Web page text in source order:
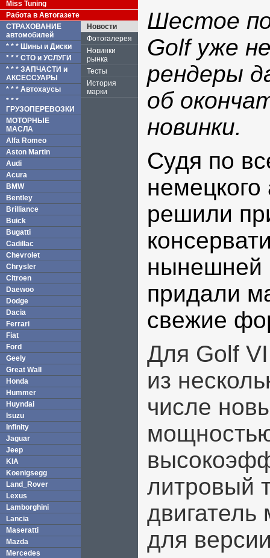
Miss Tuning
Работа в Автогазете
СТРАХОВАНИЕ
автомобилей
* * * Шины и Диски
* * * СТО и УСЛУГИ
* * * ЗАПЧАСТИ и
АКСЕССУАРЫ
* * * Автохаусы
* * *
ГРУЗОПЕРЕВОЗКИ
МОТОРНЫЕ
МАСЛА
Alfa Romeo
Aston Martin
Audi
Acura
BMW
Bentley
Brilliance
Buick
Bugatti
Cadillac
Chevrolet
Chrysler
Citroen
Daewoo
Dodge
Dacia
Ferrari
Fiat
Ford
Geely
Great Wall
Honda
Hummer
Huyndai
Isuzu
Infinity
Jaguar
Jeep
KIA
Koenigsegg
Land_Rover
Lexus
Lamborghini
Lancia
Maseratti
Mazda
Mercedes
Новости
Фотогалерея
Новинки
рынка
Тесты
История
марки
Шестое
Golf уже
рендеры
об
новинки.
Судя по
немецкого
решили
нынешней
придали
свежие
Для Golf
из
числе
литровый
для